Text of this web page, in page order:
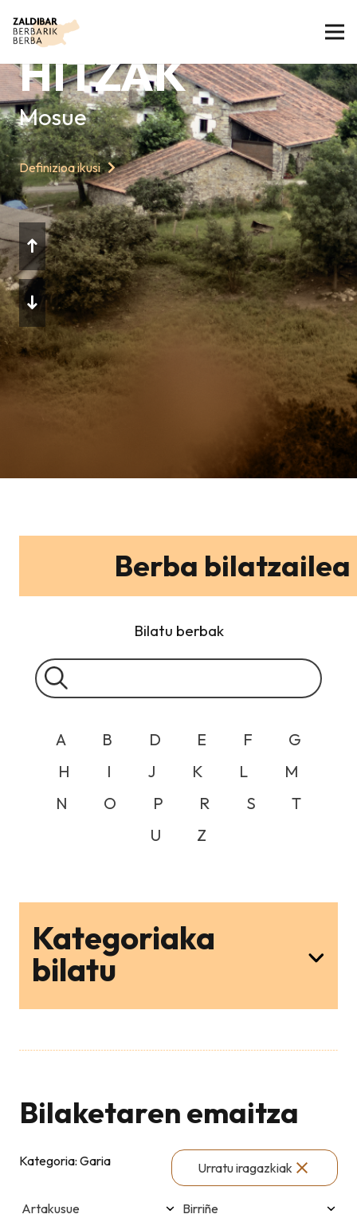
GAURKO
HITZAK
Mosue
Definizioa ikusi
Berba bilatzailea
Bilatu berbak
A B D E F
G
H
I J K L
M
N
O P R S
T
U
Z
Kategoriaka
bilatu
Bilaketaren emaitza
Kategoria: Garia Urratu iragazkiak
Artakusue Birriñe